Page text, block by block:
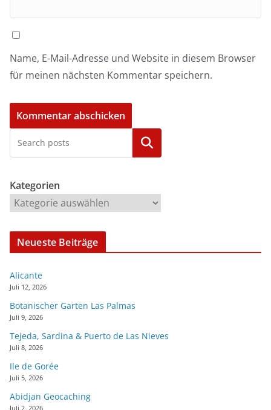
Name, E-Mail-Adresse und Website in diesem Browser
für meinen nächsten Kommentar speichern.
Kategorien
Kategorien
Neueste Beiträge
Alicante
Juli 12, 2026
Botanischer Garten Las Palmas
Juli 9, 2026
Tejeda, Sardina & Puerto de Las Nieves
Juli 8, 2026
Ile de Gorée
Juli 5, 2026
Abidjan Geocaching
Juli 2, 2026